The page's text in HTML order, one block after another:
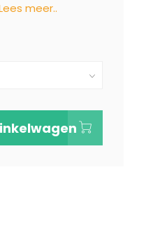
meer..